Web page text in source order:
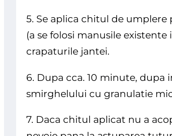
5. Se aplica chitul de
(a se folosi manusile
crapaturile jantei.
6. Dupa cca. 10 minute,
smirghelului cu granulatie
7. Daca chitul aplicat nu a